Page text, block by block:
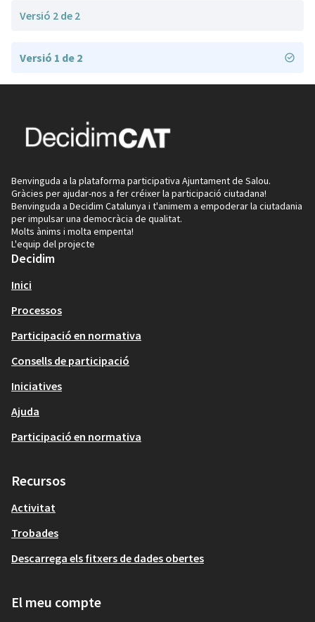
Versió 2 de 2
Versió 1 de 2
Benvinguda a la plataforma participativa Ajuntament de Salou.
Gràcies per ajudar-nos a fer créixer la participació ciutadana!
Benvinguda a Decidim Catalunya i t'animem a empoderar la ciutadania
per impulsar una democràcia de qualitat.
Molts ànims i molta empenta!
L'equip del projecte
Decidim
Inici
Processos
Participació en normativa
Consells de participació
Iniciatives
Ajuda
Participació en normativa
Recursos
Activitat
Trobades
Descarrega els fitxers de dades obertes
El meu compte